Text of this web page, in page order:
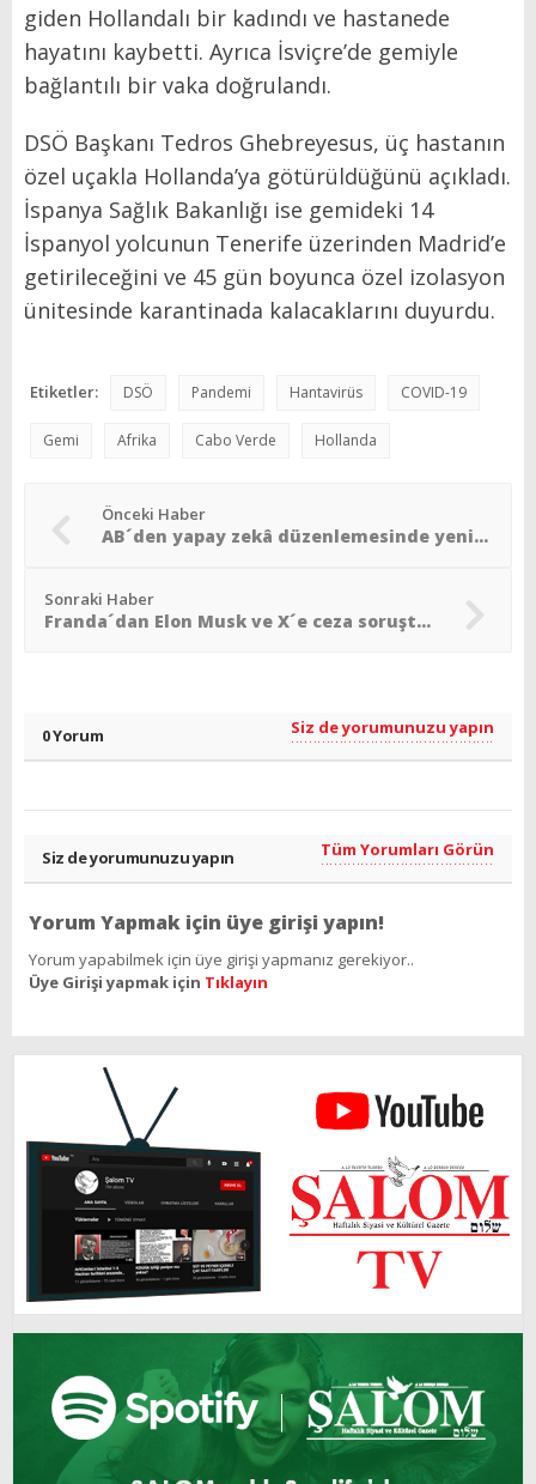
giden Hollandalı bir kadındı ve hastanede
hayatını kaybetti. Ayrıca İsviçre’de gemiyle
bağlantılı bir vaka doğrulandı.
DSÖ Başkanı Tedros Ghebreyesus, üç hastanın
özel uçakla Hollanda’ya götürüldüğünü açıkladı.
İspanya Sağlık Bakanlığı ise gemideki 14
İspanyol yolcunun Tenerife üzerinden Madrid’e
getirileceğini ve 45 gün boyunca özel izolasyon
ünitesinde karantinada kalacaklarını duyurdu.
Etiketler: DSÖ Pandemi Hantavirüs COVID-19
Gemi Afrika Cabo Verde Hollanda
Önceki Haber
AB´den yapay zekâ düzenlemesinde yeni dönem
Sonraki Haber
Franda´dan Elon Musk ve X´e ceza soruşturması
0 Yorum Siz de yorumunuzu yapın
Siz de yorumunuzu yapın Tüm Yorumları Görün
Yorum Yapmak için üye girişi yapın!
Yorum yapabilmek için üye girişi yapmanız gerekiyor..
Üye Girişi yapmak için Tıklayın